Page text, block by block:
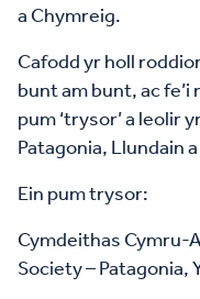
a Chymreig.
Cafodd yr holl
bunt am bunt, ac
pum ‘trysor’ a leolir
Patagonia, Llundain
Ein pum trysor:
Cymdeithas Cymru-
Society – Patagonia,